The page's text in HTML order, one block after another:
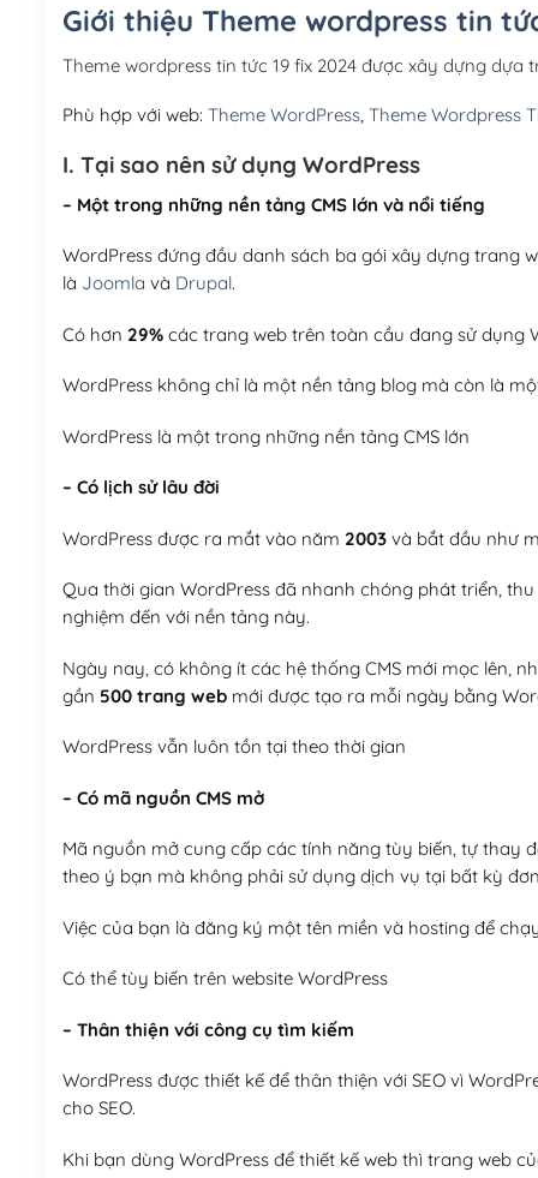
Giới thiệu Theme wordpress tin
Theme wordpress tin tức 19 fix 2024 được xây dựng dựa
Phù hợp với web: Theme WordPress, Theme Wordpress
I. Tại sao nên sử dụng WordPress
– Một trong những nền tảng CMS lớn và nổi tiếng
WordPress đứng đầu danh sách ba gói xây dựng trang
là Joomla và Drupal.
Có hơn 29%các trang web trên toàn cầu đang sử dụng
WordPress không chỉ là một nền tảng blog mà còn là
WordPress là một trong những nền tảng CMS lớn
– Có lịch sử lâu đời
WordPress được ra mắt vào năm 2003và bắt đầu như
Qua thời gian WordPress đã nhanh chóng phát triển,
nghiệm đến với nền tảng này.
Ngày nay, có không ít các hệ thống CMS mới mọc lên,
gần 500 trang webmới được tạo ra mỗi ngày bằng
WordPress vẫn luôn tồn tại theo thời gian
– Có mã nguồn CMS mở
Mã nguồn mở cung cấp các tính năng tùy biến, tự thay
theo ý bạn mà không phải sử dụng dịch vụ tại bất kỳ
Việc của bạn là đăng ký một tên miền và hosting để
Có thể tùy biến trên website WordPress
– Thân thiện với công cụ tìm kiếm
WordPress được thiết kế để thân thiện với SEO vì
cho SEO.
Khi bạn dùng WordPress để thiết kế web thì trang web